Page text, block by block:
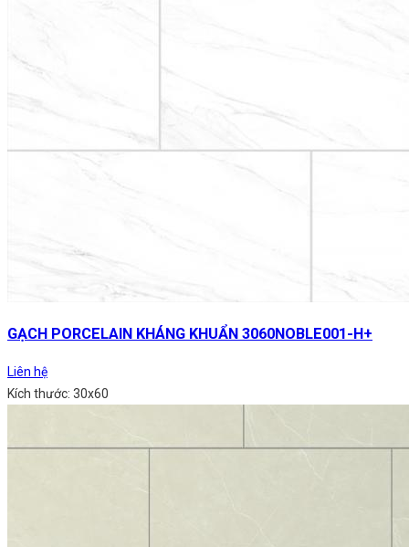
GẠCH PORCELAIN KHÁNG KHUẨN 3060NOBLE001-H+
Liên hệ
Kích thước: 30x60